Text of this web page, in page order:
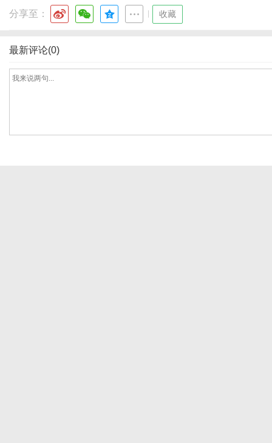
分享至： 收藏
最新评论(0)